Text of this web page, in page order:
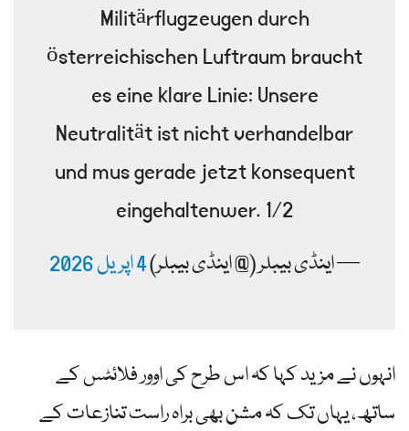
Militärflugzeugen durch
österreichischen Luftraum braucht
es eine klare Linie: Unsere
Neutralität ist nicht verhandelbar
und mus gerade jetzt konsequent
eingehaltenwer. 1/2
— اینڈی بیبلر (@ اینڈی بیبلر)4 اپریل 2026
انہوں نے مزید کہا کہ اس طرح کی اوور فلائٹس کے
ساتھ، یہاں تک کہ مشن بھی براہ راست تنازعات کے